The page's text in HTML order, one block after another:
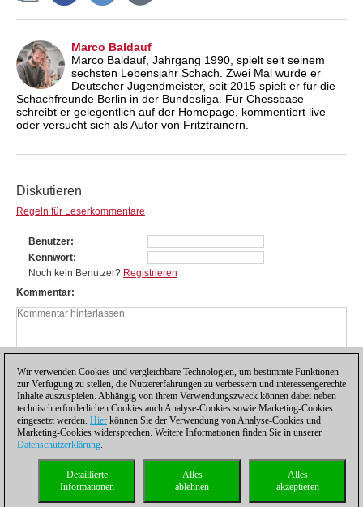
Marco Baldauf
Marco Baldauf, Jahrgang 1990, spielt seit seinem
sechsten Lebensjahr Schach. Zwei Mal wurde er
Deutscher Jugendmeister, seit 2015 spielt er für die
Schachfreunde Berlin in der Bundesliga. Für Chessbase
schreibt er gelegentlich auf der Homepage, kommentiert live
oder versucht sich als Autor von Fritztrainern.
Diskutieren
Regeln für Leserkommentare
Benutzer
Kennwort
Noch kein Benutzer? Registrieren
Kommentar
Datenschutzhinweis| Kontakt| |Lizenzen
Compliance Hotline|
Wir verwenden Cookies und vergleichbare Technologien, um bestimmte Funktionen
zur Verfügung zu stellen, die Nutzererfahrungen zu verbessern und interessengerechte
Inhalte auszuspielen. Abhängig von ihrem Verwendungszweck können dabei neben
technisch erforderlichen Cookies auch Analyse-Cookies sowie Marketing-Cookies
eingesetzt werden. Hier können Sie der Verwendung von Analyse-Cookies und
Marketing-Cookies widersprechen. Weitere Informationen finden Sie in unserer
Datenschutzerklärung.
Alles
akzeptieren
Alles
ablehnen
Detaillierte
Informationen